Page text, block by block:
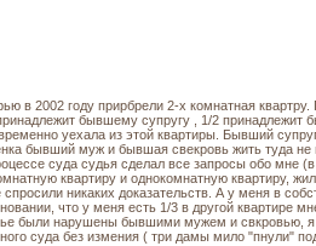
в 2002 году прирбрели 2-х комнатная
бывшему супругу , 1/2
уехала из этой квартиры. Бывший
бывший муж и бывшая свекровь жить туда
суда судья сделал все запросы обо мне
квартиру и однокомнатную квартиру,
никаких доказательств. А у меня в
что у меня есть 1/3 в другой квартире
были нарушены бывшими мужем и свкровью,
суда без измения ( три дамы мило "пнули"